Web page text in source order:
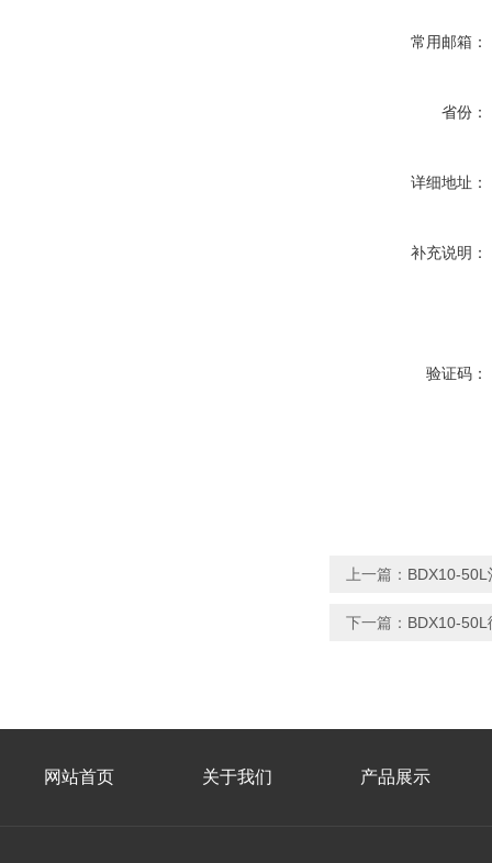
常用邮箱：
省份：
详细地址：
补充说明：
验证码：
上一篇： BDX10-
下一篇： BDX10-
网站首页 关于我们 产品展示